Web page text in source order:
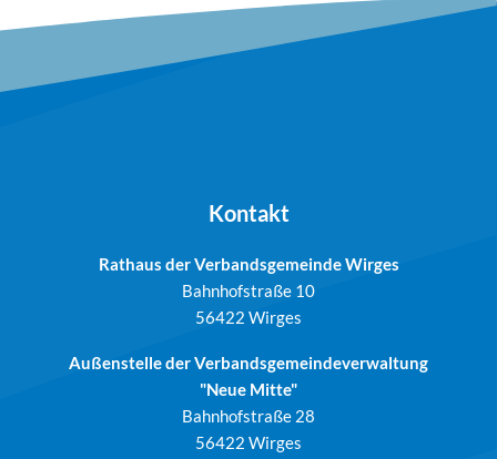
Kontakt
Rathaus der Verbandsgemeinde Wirges
Bahnhofstraße 10
56422 Wirges
Außenstelle der Verbandsgemeindeverwaltung
"Neue Mitte"
Bahnhofstraße 28
56422 Wirges